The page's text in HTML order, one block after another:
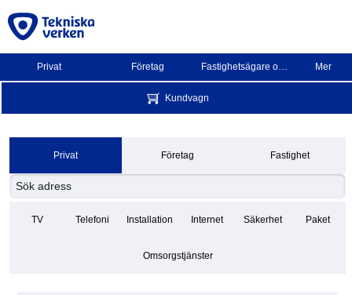
Privat Företag Fastighetsägare och BRF Mer
Kundvagn
Privat Företag Fastighet
TV Telefoni Installation Internet Säkerhet Paket
Omsorgstjänster